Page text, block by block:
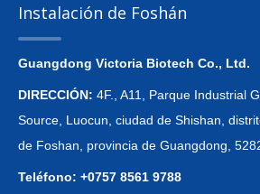
Instalación de Foshán
Guangdong Victoria Biotech Co., Ltd.
DIRECCIÓN: 4F., A11, Parque Industrial
Source, Luocun, ciudad de Shishan,
de Foshan, provincia de Guangdong,
Teléfono: +0757 8561 9788